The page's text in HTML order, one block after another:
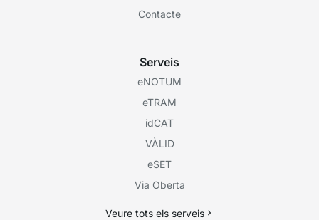
Contacte
Serveis
eNOTUM
eTRAM
idCAT
VÀLID
eSET
Via Oberta
Veure tots els serveis